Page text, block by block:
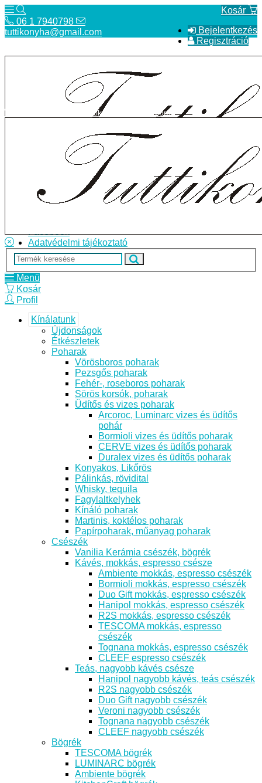
Kosár
Bejelentkezés
Regisztráció
06 1 7940798
tuttikonyha@gmail.com
Telefon
Szállítás
Facebook
Adatvédelmi tájékoztató
tuttikonyha@gmail.com
Menü
Kosár
Profil
Kínálatunk
Újdonságok
Étkészletek
Poharak
Vörösboros poharak
Pezsgős poharak
Fehér-, roseboros poharak
Sörös korsók, poharak
Üdítős és vizes poharak
Arcoroc, Luminarc vizes és üdítős
pohár
Bormioli vizes és üdítős poharak
CERVE vizes és üdítős poharak
Duralex vizes és üdítős poharak
Konyakos, Likőrös
Pálinkás, rövidital
Whisky, tequila
Fagylaltkelyhek
Kínáló poharak
Martinis, koktélos poharak
Papírpoharak, műanyag poharak
Csészék
Vanilia Kerámia csészék, bögrék
Kávés, mokkás, espresso csésze
Ambiente mokkás, espresso csészék
Bormioli mokkás, espresso csészék
Duo Gift mokkás, espresso csészék
Hanipol mokkás, espresso csészék
R2S mokkás, espresso csészék
TESCOMA mokkás, espresso
csészék
Tognana mokkás, espresso csészék
CLEEF espresso csészék
Teás, nagyobb kávés csésze
Hanipol nagyobb kávés, teás csészék
R2S nagyobb csészék
Duo Gift nagyobb csészék
Veroni nagyobb csészék
Tognana nagyobb csészék
CLEEF nagyobb csészék
Bögrék
TESCOMA bögrék
LUMINARC bögrék
Ambiente bögrék